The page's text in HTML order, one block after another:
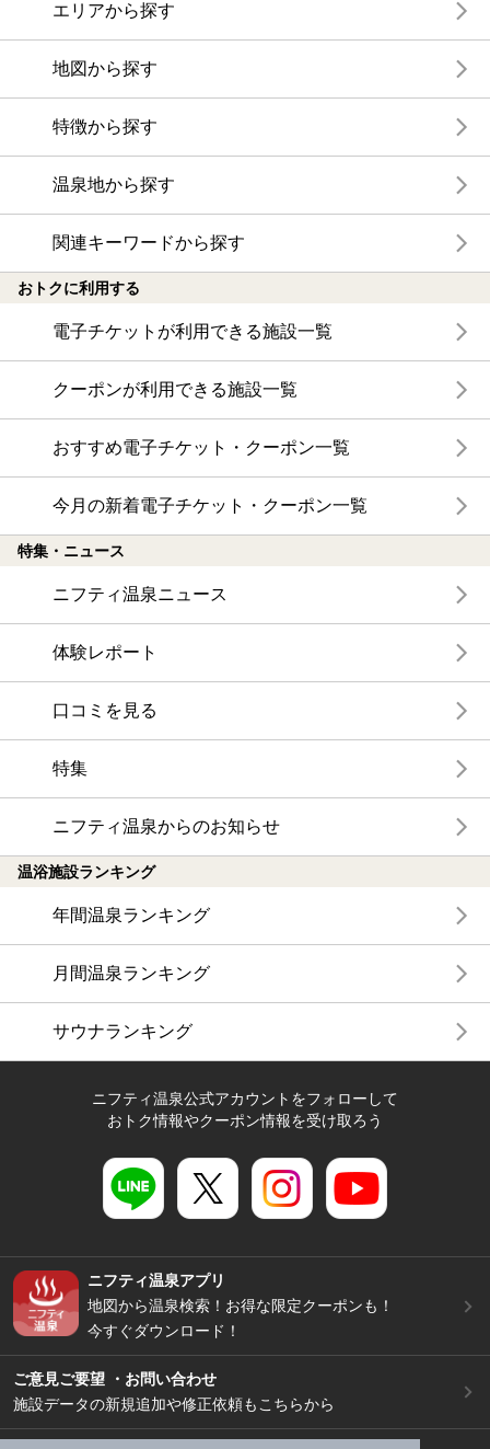
エリアから探す
地図から探す
特徴から探す
温泉地から探す
関連キーワードから探す
おトクに利用する
電子チケットが利用できる施設一覧
クーポンが利用できる施設一覧
おすすめ電子チケット・クーポン一覧
今月の新着電子チケット・クーポン一覧
特集・ニュース
ニフティ温泉ニュース
体験レポート
口コミを見る
特集
ニフティ温泉からのお知らせ
温浴施設ランキング
年間温泉ランキング
月間温泉ランキング
サウナランキング
ニフティ温泉公式アカウントをフォローして
おトク情報やクーポン情報を受け取ろう
ニフティ温泉アプリ
地図から温泉検索！お得な限定クーポンも！
今すぐダウンロード！
ご意見ご要望 ・お問い合わせ
施設データの新規追加や修正依頼もこちらから